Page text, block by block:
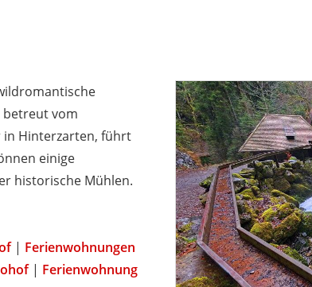
betreut vom
in Hinterzarten, führt
einige
historische Mühlen.
| Ferienwohnungen
| Ferienwohnung